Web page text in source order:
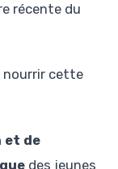
récente du
nourrir cette
et de
des jeunes